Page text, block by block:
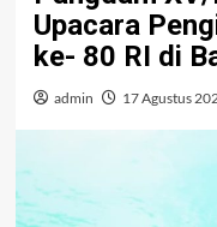
Upacara
ke- 80 RI di
admin 17 Agustus